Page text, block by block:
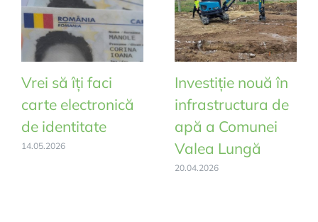
Vrei să îți faci
carte electronică
de identitate
14.05.2026
Investiție nouă în
infrastructura de
apă a Comunei
Valea Lungă
20.04.2026